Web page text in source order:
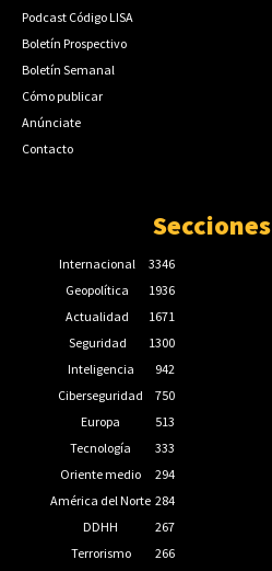
Podcast Código LISA
Boletín Prospectivo
Boletín Semanal
Cómo publicar
Anúnciate
Contacto
Secciones
Internacional
3346
Geopolítica
1936
Actualidad
1671
Seguridad
1300
Inteligencia
942
Ciberseguridad
750
Europa
513
Tecnología
333
Oriente medio
294
América del Norte 284
DDHH
267
Terrorismo
266